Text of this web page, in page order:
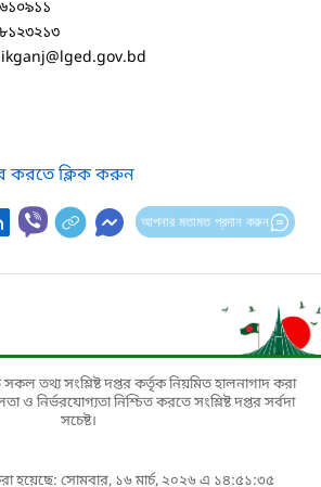
@lged.gov.bd
করতে ক্লিক করুন
আপনার মতামত প্রদান করুন
তথ্য সংশ্লিষ্ট দপ্তর কর্তৃক নিয়মিত হালনাগাদ করা
ও নির্ভরযোগ্যতা নিশ্চিত করতে সংশ্লিষ্ট দপ্তর সর্বদা
সচেষ্ট।
হয়েছে: সোমবার, ১৬ মার্চ, ২০২৬ এ ১৪:৫১:৩৫